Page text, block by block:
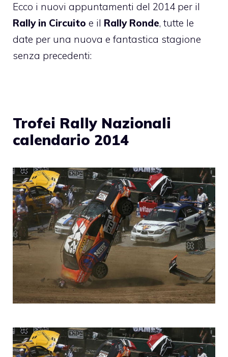
Ecco i nuovi appuntamenti del 2014 per il
Rally in Circuito e il Rally Ronde, tutte le
date per una nuova e fantastica stagione
senza precedenti:
Trofei Rally Nazionali
calendario 2014